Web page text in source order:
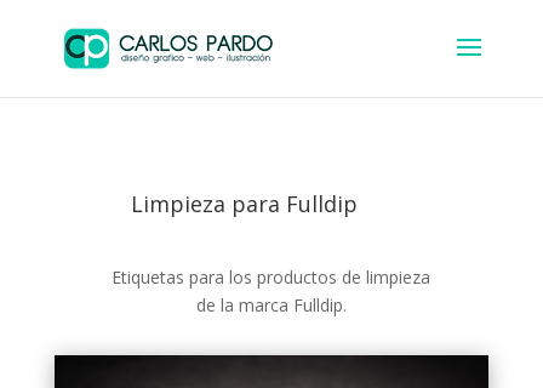
Limpieza para Fulldip
Etiquetas para los productos de limpieza
de la marca Fulldip.